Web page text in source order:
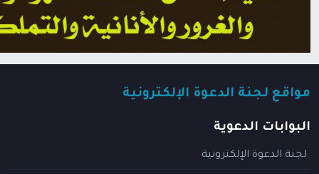
مواقع لجنة الدعوة الإلكترونية
البوابات الدعوية
لجنة الدعوة الإلكترونية